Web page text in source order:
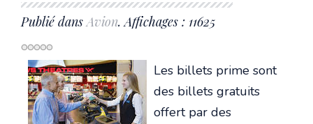
Publié dansAvion. Affichages : 11625
Les billets prime sont
des billets gratuits
offert par des